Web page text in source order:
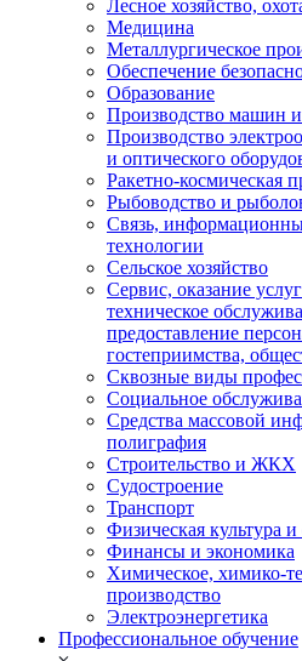
Лесное хозяйство,
Медицина
Металлургическое
Обеспечение
Образование
Производство машин
Производство
и оптического
Ракетно-космическая
Рыбоводство и
Связь,
технологии
Сельское хозяйство
Сервис, оказание
техническое
предоставление
гостеприимства,
Сквозные виды
Социальное
Средства массовой
полиграфия
Строительство и ЖКХ
Судостроение
Транспорт
Физическая культура и
Финансы и экономика
Химическое, химико-
производство
Электроэнергетика
Профессиональное обучение